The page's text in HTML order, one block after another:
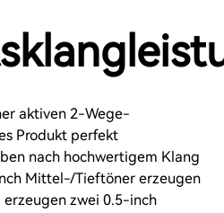
aktiven 2-Wege-
Produkt perfekt
nach hochwertigem Klang
Mittel-/Tieftöner erzeugen
erzeugen zwei 0.5-inch